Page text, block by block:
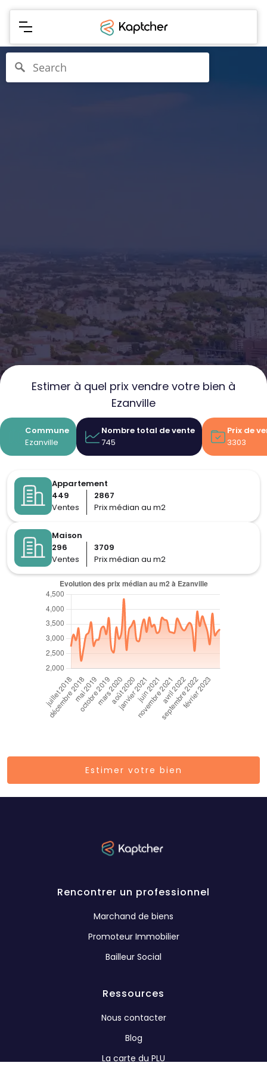
Estimer à quel prix vendre votre bien à
Ezanville
Commune
Ezanville
Nombre total de vente
745
Prix de
3303
Appartement
449
Ventes
2867
Prix médian au m2
Maison
296
Ventes
3709
Prix médian au m2
Estimer votre bien
Rencontrer un professionnel
Marchand de biens
Promoteur Immobilier
Bailleur Social
Ressources
Nous contacter
Blog
La carte du PLU